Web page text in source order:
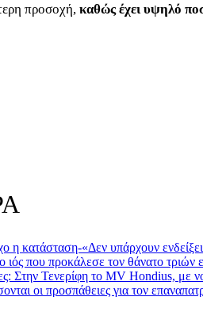
προσοχή, καθώς έχει υψηλό
η κατάσταση-«Δεν υπάρχουν
ιός που προκάλεσε τον θάνατο τριών
Στην Τενερίφη το MV Hondius, με
οι προσπάθειες για τον